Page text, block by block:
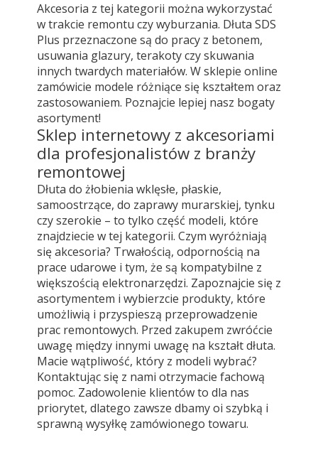
Akcesoria z tej kategorii można wykorzystać
w trakcie remontu czy wyburzania. Dłuta SDS
Plus przeznaczone są do pracy z betonem,
usuwania glazury, terakoty czy skuwania
innych twardych materiałów. W sklepie online
zamówicie modele różniące się kształtem oraz
zastosowaniem. Poznajcie lepiej nasz bogaty
asortyment!
Sklep internetowy z akcesoriami
dla profesjonalistów z branży
remontowej
Dłuta do żłobienia wklęsłe, płaskie,
samoostrzące, do zaprawy murarskiej, tynku
czy szerokie – to tylko część modeli, które
znajdziecie w tej kategorii. Czym wyróżniają
się akcesoria? Trwałością, odpornością na
prace udarowe i tym, że są kompatybilne z
większością elektronarzędzi. Zapoznajcie się z
asortymentem i wybierzcie produkty, które
umożliwią i przyspieszą przeprowadzenie
prac remontowych. Przed zakupem zwróćcie
uwagę między innymi uwagę na kształt dłuta.
Macie wątpliwość, który z modeli wybrać?
Kontaktując się z nami otrzymacie fachową
pomoc. Zadowolenie klientów to dla nas
priorytet, dlatego zawsze dbamy oi szybką i
sprawną wysyłkę zamówionego towaru.